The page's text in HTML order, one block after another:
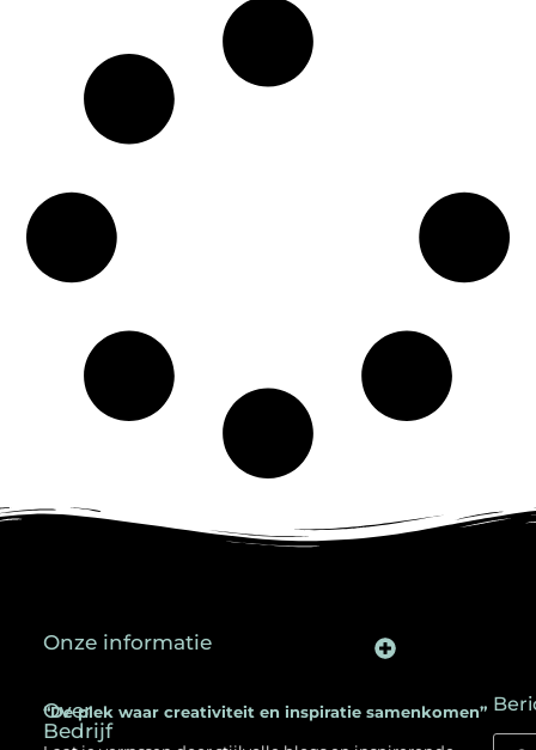
Over
Bedrijf
“De plek waar creativiteit en inspiratie samenkomen”
Onze informatie